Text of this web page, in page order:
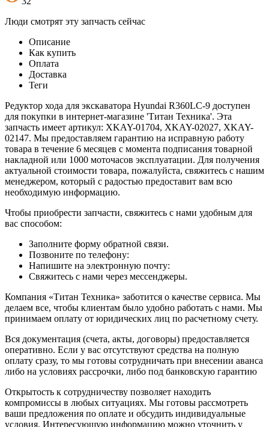
Люди смотрят эту запчасть сейчас
Описание
Как купить
Оплата
Доставка
Теги
Редуктор хода для экскаватора Hyundai R360LC-9 доступен
для покупки в интернет-магазине 'Титан Техника'. Эта
запчасть имеет артикул: XKAY-01704, XKAY-02027, XKAY-
02147. Мы предоставляем гарантию на исправную работу
товара в течение 6 месяцев с момента подписания товарной
накладной или 1000 моточасов эксплуатации. Для получения
актуальной стоимости товара, пожалуйста, свяжитесь с нашим
менеджером, который с радостью предоставит вам всю
необходимую информацию.
Чтобы приобрести запчасти, свяжитесь с нами удобным для
вас способом:
Заполните форму обратной связи.
Позвоните по телефону:
Напишите на электронную почту:
Свяжитесь с нами через мессенджеры.
Компания «Титан Техника» заботится о качестве сервиса. Мы
делаем все, чтобы клиентам было удобно работать с нами. Мы
принимаем оплату от юридических лиц по расчетному счету.
Вся документация (счета, акты, договоры) предоставляется
оперативно. Если у вас отсутствуют средства на полную
оплату сразу, то мы готовы сотрудничать при внесении аванса
либо на условиях рассрочки, либо под банковскую гарантию
Открытость к сотрудничеству позволяет находить
компромиссы в любых ситуациях. Мы готовы рассмотреть
ваши предложения по оплате и обсудить индивидуальные
условия. Интересующую информацию можно уточнить у